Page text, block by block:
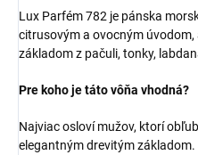
Lux Parfém 782 je pánska
citrusovým a ovocným
základom z pačuli, tonky,
Pre koho je táto vôňa vhodná?
Najviac osloví mužov, ktorí
elegantným drevitým